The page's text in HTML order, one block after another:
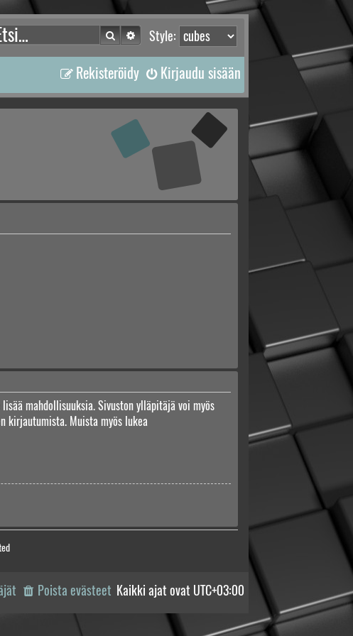
Style:
Etsi Tarkennettu haku
Kirjaudu sisään
Rekisteröidy
mahdollisuuksia. Sivuston ylläpitäjä voi myös
kirjautumista. Muista myös lukea
Kaikki ajat ovat UTC+03:00
Poista evästeet